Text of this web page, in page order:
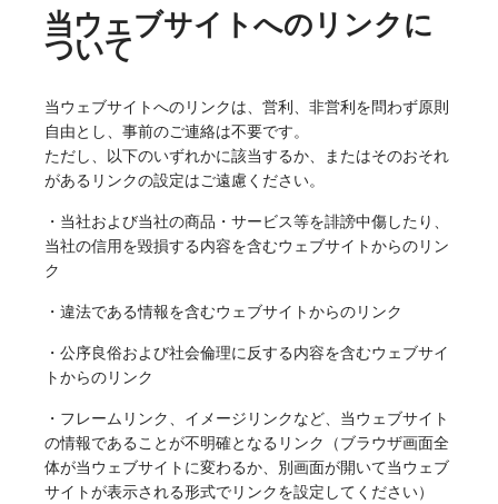
当ウェブサイトへのリンクに
ついて
当ウェブサイトへのリンクは、営利、非営利を問わず原則
自由とし、事前のご連絡は不要です。
ただし、以下のいずれかに該当するか、またはそのおそれ
があるリンクの設定はご遠慮ください。
・当社および当社の商品・サービス等を誹謗中傷したり、
当社の信用を毀損する内容を含むウェブサイトからのリン
ク
・違法である情報を含むウェブサイトからのリンク
・公序良俗および社会倫理に反する内容を含むウェブサイ
トからのリンク
・フレームリンク、イメージリンクなど、当ウェブサイト
の情報であることが不明確となるリンク（ブラウザ画面全
体が当ウェブサイトに変わるか、別画面が開いて当ウェブ
サイトが表示される形式でリンクを設定してください）